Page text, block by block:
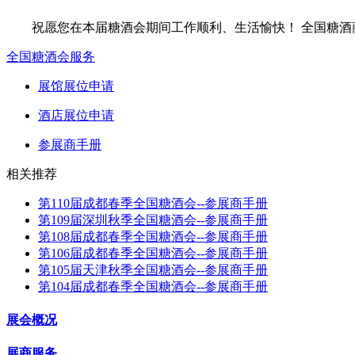
祝愿您在本届糖酒会期间工作顺利、生活愉快！ 全国糖
全国糖酒会服务
展馆展位申请
酒店展位申请
参展商手册
相关推荐
第110届成都春季全国糖酒会--参展商手册
第109届深圳秋季全国糖酒会--参展商手册
第108届成都春季全国糖酒会--参展商手册
第106届成都春季全国糖酒会--参展商手册
第105届天津秋季全国糖酒会--参展商手册
第104届成都春季全国糖酒会--参展商手册
展会概况